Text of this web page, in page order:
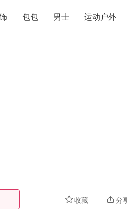
包包 男士 运动户外
收藏 分